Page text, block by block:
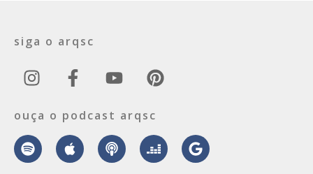
siga o arqsc
ouça o podcast arqsc